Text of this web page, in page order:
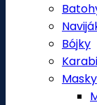
Bójky
Masky